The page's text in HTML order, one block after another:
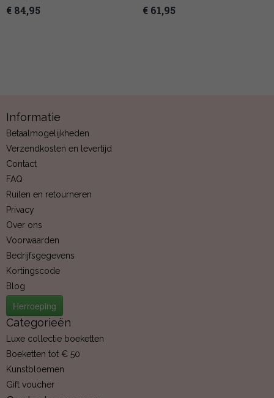
€ 84,95 € 61,95
Informatie
Betaalmogelijkheden
Verzendkosten en levertijd
Contact
FAQ
Ruilen en retourneren
Privacy
Over ons
Voorwaarden
Bedrijfsgegevens
Kortingscode
Blog
Herroeping
Categorieën
Luxe collectie boeketten
Boeketten tot € 50
Kunstbloemen
Gift voucher